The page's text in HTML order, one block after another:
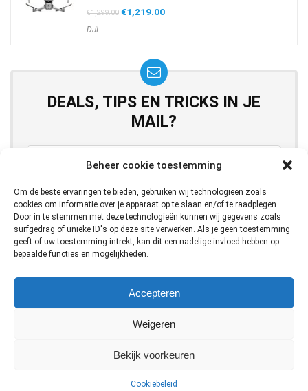
Beheer cookie toestemming
Om de beste ervaringen te bieden, gebruiken wij technologieën zoals
cookies om informatie over je apparaat op te slaan en/of te raadplegen.
Door in te stemmen met deze technologieën kunnen wij gegevens zoals
surfgedrag of unieke ID's op deze site verwerken. Als je geen toestemming
geeft of uw toestemming intrekt, kan dit een nadelige invloed hebben op
bepaalde functies en mogelijkheden.
Accepteren
Weigeren
Bekijk voorkeuren
Cookiebeleid
€1,299.00 Oorspronkelijke
€1,219.00Huidige
DJI
DEALS, TIPS EN TRICKS IN JE
MAIL?
Krijg de laatste deals, tips en tricks in je email!
Niels en wil je graag helpen met jouw keuze in de wereld van drones!